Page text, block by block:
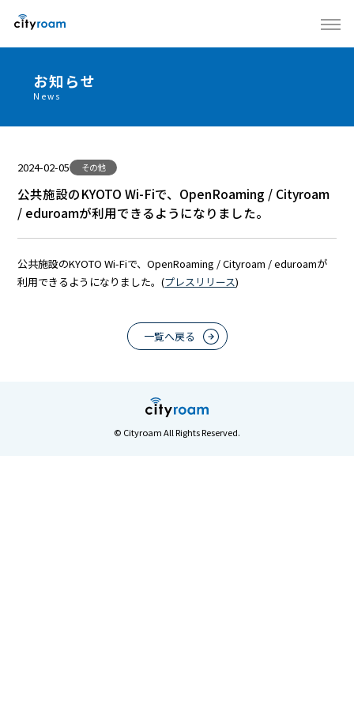
お知らせ
News
2024-02-05 その他
公共施設のKYOTO Wi-Fiで、OpenRoaming / Cityroam
/ eduroamが利用できるようになりました。
公共施設のKYOTO Wi-Fiで、OpenRoaming / Cityroam / eduroamが
利用できるようになりました。(プレスリリース)
一覧へ戻る
© Cityroam All Rights Reserved.